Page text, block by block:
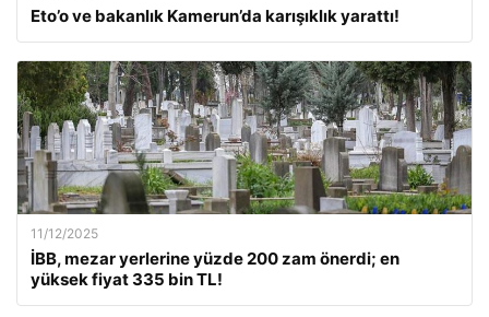
Eto’o ve bakanlık Kamerun’da karışıklık yarattı!
11/12/2025
İBB, mezar yerlerine yüzde 200 zam önerdi; en
yüksek fiyat 335 bin TL!